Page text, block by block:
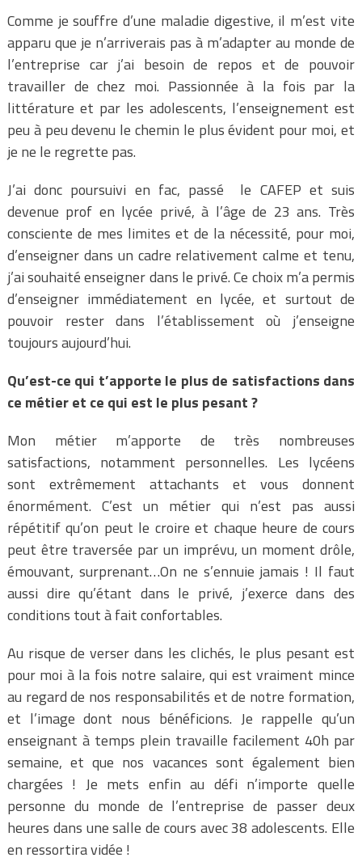
Comme je souffre d’une maladie digestive, il m’est vite
apparu que je n’arriverais pas à m’adapter au monde de
l’entreprise car j’ai besoin de repos et de pouvoir
travailler de chez moi. Passionnée à la fois par la
littérature et par les adolescents, l’enseignement est
peu à peu devenu le chemin le plus évident pour moi, et
je ne le regrette pas.
J’ai donc poursuivi en fac, passé le CAFEP et suis
devenue prof en lycée privé, à l’âge de 23 ans. Très
consciente de mes limites et de la nécessité, pour moi,
d’enseigner dans un cadre relativement calme et tenu,
j’ai souhaité enseigner dans le privé. Ce choix m’a permis
d’enseigner immédiatement en lycée, et surtout de
pouvoir rester dans l’établissement où j’enseigne
toujours aujourd’hui.
Qu’est-ce qui t’apporte le plus de satisfactions dans
ce métier et ce qui est le plus pesant ?
Mon métier m’apporte de très nombreuses
satisfactions, notamment personnelles. Les lycéens
sont extrêmement attachants et vous donnent
énormément. C’est un métier qui n’est pas aussi
répétitif qu’on peut le croire et chaque heure de cours
peut être traversée par un imprévu, un moment drôle,
émouvant, surprenant…On ne s’ennuie jamais ! Il faut
aussi dire qu’étant dans le privé, j’exerce dans des
conditions tout à fait confortables.
Au risque de verser dans les clichés, le plus pesant est
pour moi à la fois notre salaire, qui est vraiment mince
au regard de nos responsabilités et de notre formation,
et l’image dont nous bénéficions. Je rappelle qu’un
enseignant à temps plein travaille facilement 40h par
semaine, et que nos vacances sont également bien
chargées ! Je mets enfin au défi n’importe quelle
personne du monde de l’entreprise de passer deux
heures dans une salle de cours avec 38 adolescents. Elle
en ressortira vidée !